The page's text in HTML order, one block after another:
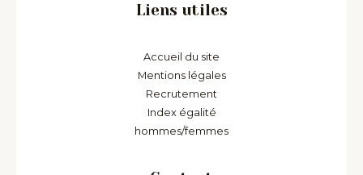
Liens utiles
Accueil du site
Mentions légales
Recrutement
Index égalité
hommes/femmes